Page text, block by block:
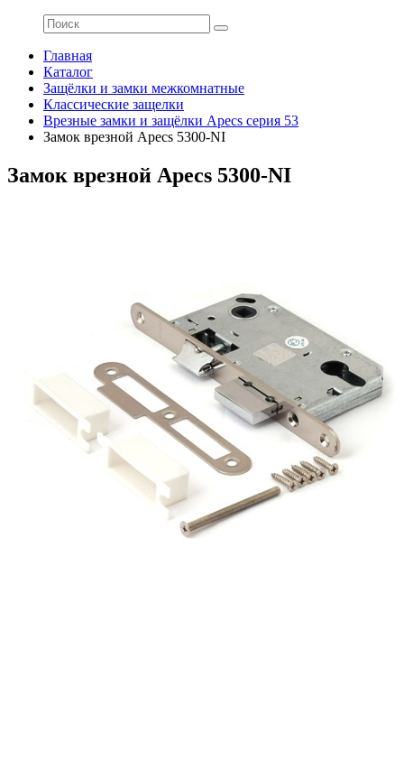
Главная
Каталог
Защёлки и замки межкомнатные
Классические защелки
Врезные замки и защёлки Apecs серия 53
Замок врезной Apecs 5300-NI
Замок врезной Apecs 5300-NI